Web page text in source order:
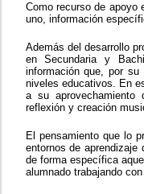
Como recurso de
uno, información
Además del desarrollo
en Secundaria y
información que, por
niveles educativos. En
a su aprovechamiento
reflexión y creación
El pensamiento que lo
entornos de aprendizaje
de forma específica
alumnado trabajando